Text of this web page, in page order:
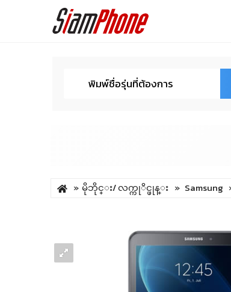
မိုဘိုင္း/ လက္ကုိင္ဖုန္း Samsung